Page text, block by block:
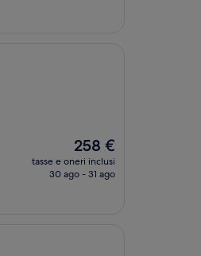
Il
prezzo
attuale
258 €
tasse e oneri inclusi
30 ago - 31 ago